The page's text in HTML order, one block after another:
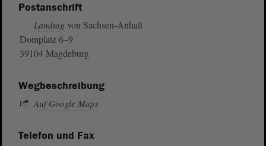
Postanschrift
Landtag von Sachsen-Anhalt
Domplatz 6–9
39104 Magdeburg
Wegbeschreibung
Auf Google Maps
Telefon und Fax